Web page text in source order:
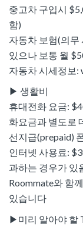
중고차 구입시
함)
자동차 보험(의무
있으나 보통 월
자동차 시세정보:
▶ 생활비
휴대전화 요금:
화요금과 별도로
선지급(prepaid)
인터넷 사용료:
과하는 경우가 있
Roommate와 함
있습니다
▶미리 알아야 할